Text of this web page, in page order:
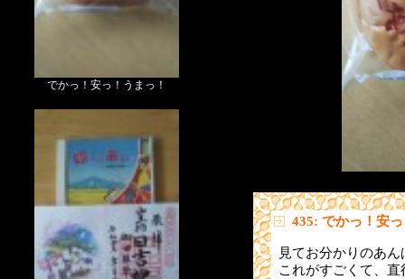
でかっ！安っ！うまっ！
435: でかっ！安
見てお分かりのあ
これがすごくて、